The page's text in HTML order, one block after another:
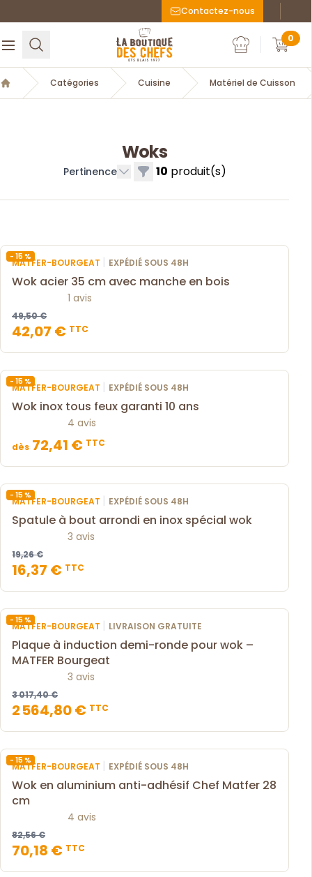
Contactez-nous
Ouvrir le menuRechercher
La Boutique des chefs
Mon compte
Mon
0
Accueil
Catégories Cuisine Matériel de Cuisson
Woks
Pertinence Filtres
10 produit(s)
- 15 %
MATFER-BOURGEAT | EXPÉDIÉ SOUS 48H
Wok acier 35 cm avec manche en bois
1 avis
49,50 €
42,07 € TTC
- 15 %
MATFER-BOURGEAT | EXPÉDIÉ SOUS 48H
Wok inox tous feux garanti 10 ans
4 avis
dès 72,41 € TTC
- 15 %
MATFER-BOURGEAT | EXPÉDIÉ SOUS 48H
Spatule à bout arrondi en inox spécial wok
3 avis
19,26 €
16,37 € TTC
- 15 %
MATFER-BOURGEAT | LIVRAISON GRATUITE
Plaque à induction demi-ronde pour wok –
MATFER Bourgeat
3 avis
3 017,40 €
2 564,80 € TTC
- 15 %
MATFER-BOURGEAT | EXPÉDIÉ SOUS 48H
Wok en aluminium anti-adhésif Chef Matfer 28
cm
4 avis
82,56 €
70,18 € TTC